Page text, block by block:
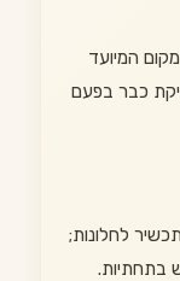
המיועד
כבר בפעם
לחלונות;
בתחתיות.